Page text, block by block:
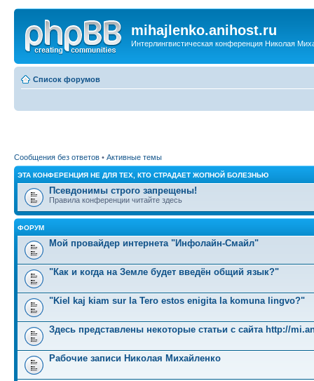
mihajlenko.anihost.ru
Интерлингвистическая конференция Николая
Список форумов
Сообщения без ответов • Активные темы
ЭТА КОНФЕРЕНЦИЯ НЕ ДЛЯ ТЕХ, КТО СТРАДАЕТ ЖОПНОЙ БОЛЕЗНЬЮ
Псевдонимы строго запрещены!
Правила конференции читайте здесь
ФОРУМ
Мой провайдер интернета "Инфолайн-Смайл"
"Как и когда на Земле будет введён общий язык?"
"Kiel kaj kiam sur la Tero estos enigita la komuna lingvo?"
Здесь представлены некоторые статьи с сайта http://
Рабочие записи Николая Михайленко